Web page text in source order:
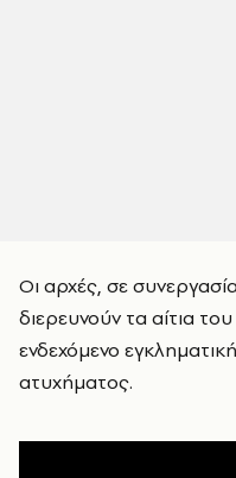
Οι αρχές, σε
διερευνούν τα αίτια
ενδεχόμενο
ατυχήματος.